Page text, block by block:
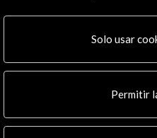
Residencias
Noticias
Boletín digital
Solo usar
Permitir